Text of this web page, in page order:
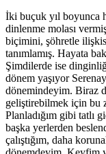
İki buçuk yıl boyunca
dinlenme molası
biçimini, şöhretle
tanımlamış. Hayata
Şimdilerde ise
dönem yaşıyor
dönemindeyim. Biraz
geliştirebilmek için bu
Planladığım gibi tatlı
başka yerlerden
çalıştığım, daha